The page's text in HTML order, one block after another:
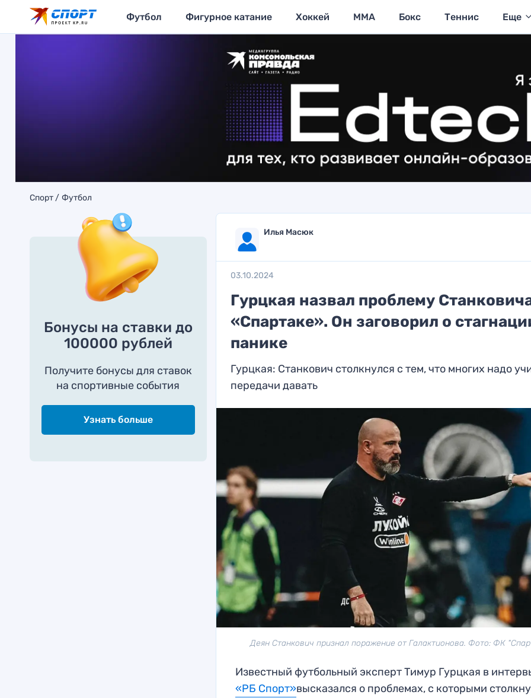
Футбол Фигурное катание Хоккей MMA Бокс Теннис Еще
Спорт Футбол
Бонусы на ставки до
100000 рублей
Получите бонусы для ставок
на спортивные события
Узнать больше
Илья Масюк
03.10.2024
Гурцкая назвал проблему
«Спартаке». Он заговорил о
панике
Гурцкая: Станкович столкнулся с тем, что многих надо
передачи давать
Деян Станкович признал поражение от Галактионова. Фото: ФК
Известный футбольный эксперт Тимур Гурцкая в
«РБ Спорт»высказался о проблемах, с которыми